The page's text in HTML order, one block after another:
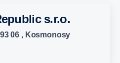
s.r.o.
06 , Kosmonosy